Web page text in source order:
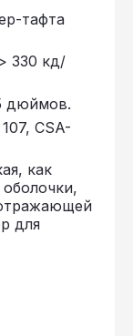
тафта
330 кд/
дюймов.
CSA-
как
для